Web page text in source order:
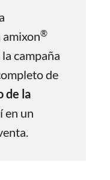
®
campaña
de
de la
en un